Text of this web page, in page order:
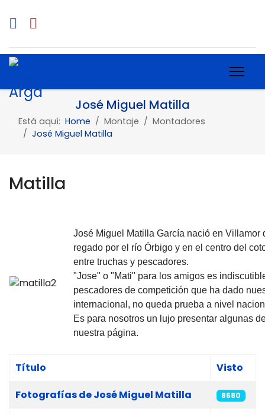
José Miguel Matilla
Está aquí: Home Montaje
Montadores
José Miguel Matilla
Matilla
José Miguel Matilla García nació en Villamor
regado por el río Órbigo y en el centro del
entre truchas y pescadores.
"Jose" o "Mati" para los amigos es
pescadores de competición que ha dado
internacional, no queda prueba a nivel
Es para nosotros un lujo presentar algunas
nuestra página.
Tabla de artículos
Título
Visto
Fotografías de José Miguel Matilla
8580